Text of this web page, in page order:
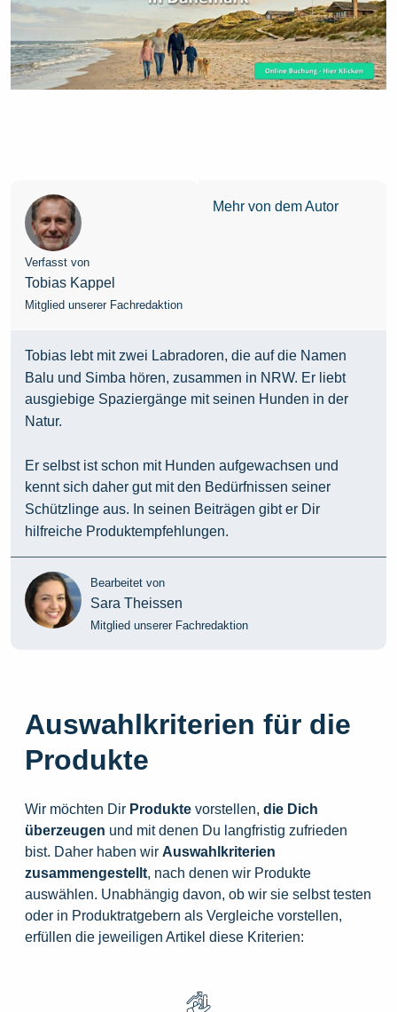
Verfasst von
Tobias Kappel
Mitglied unserer Fachredaktion
Mehr von dem Autor
Tobias lebt mit zwei Labradoren, die auf die Namen
Balu und Simba hören, zusammen in NRW. Er liebt
ausgiebige Spaziergänge mit seinen Hunden in der
Natur.
Er selbst ist schon mit Hunden aufgewachsen und
kennt sich daher gut mit den Bedürfnissen seiner
Schützlinge aus. In seinen Beiträgen gibt er Dir
hilfreiche Produktempfehlungen.
Bearbeitet von
Sara Theissen
Mitglied unserer Fachredaktion
Auswahlkriterien für die
Produkte
Wir möchten Dir Produkte vorstellen, die Dich
überzeugen und mit denen Du langfristig zufrieden
bist. Daher haben wir Auswahlkriterien
zusammengestellt, nach denen wir Produkte
auswählen. Unabhängig davon, ob wir sie selbst testen
oder in Produktratgebern als Vergleiche vorstellen,
erfüllen die jeweiligen Artikel diese Kriterien: